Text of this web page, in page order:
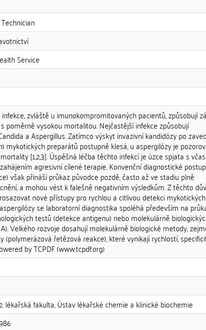
Service
zvláště u imunokompromitovaných pacientů, způsobují
poměrně vysokou mortalitou. Nejčastější infekce způsobují
a Aspergillus. Zatímco výskyt invazivní kandidózy po
mykotických preparátů postupně klesá, u aspergilózy je
[1,2,3]. Úspěšná léčba těchto infekcí je úzce spjata s
agresivní cílené terapie. Konvenční diagnostické
však přináší průkaz původce pozdě, často až ve stadiu plně
a mohou vést k falešně negativním výsledkům. Z těchto
nové přístupy pro rychlou a citlivou detekci
se laboratorní diagnostika spoléhá především na
testů (detekce antigenu) nebo molekulárně
Velkého rozvoje dosahují molekulárně biologické metody,
(polymerázová řetězová reakce), které vynikají rychlostí,
by TCPDF (www.tcpdf.org)
lékařská fakulta, Ústav lékařské chemie a klinické biochemie